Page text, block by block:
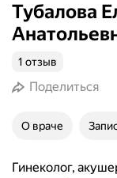
Тубалова
1 отзыв
Поделиться
О враче
Гинеколог,